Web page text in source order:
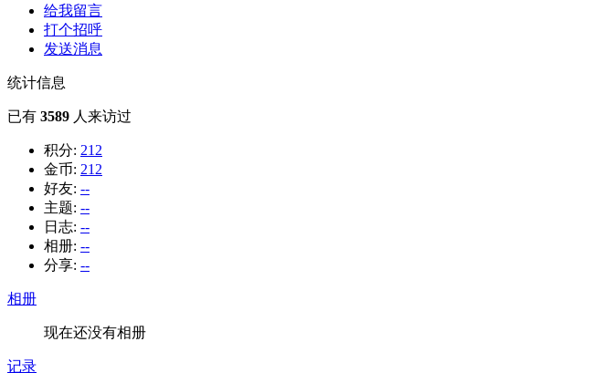
给我留言
打个招呼
发送消息
统计信息
已有 3589 人来访过
积分: 212
金币: 212
好友: --
主题: --
日志: --
相册: --
分享: --
相册
现在还没有相册
记录